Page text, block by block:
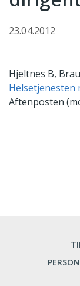
23.04.2012
Hjeltnes B,
Aftenposten